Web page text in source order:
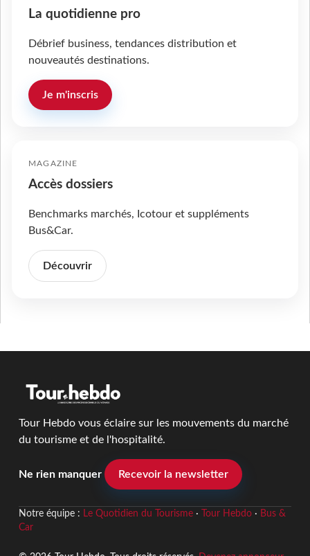
La quotidienne pro
Débrief business, tendances distribution et
nouveautés destinations.
Je m'inscris
MAGAZINE
Accès dossiers
Benchmarks marchés, Icotour et suppléments
Bus&Car.
Découvrir
Tour Hebdo vous éclaire sur les mouvements du marché
du tourisme et de l'hospitalité.
Ne rien manquer Recevoir la newsletter
Notre équipe : Le Quotidien du Tourisme· Tour Hebdo· Bus &
Car